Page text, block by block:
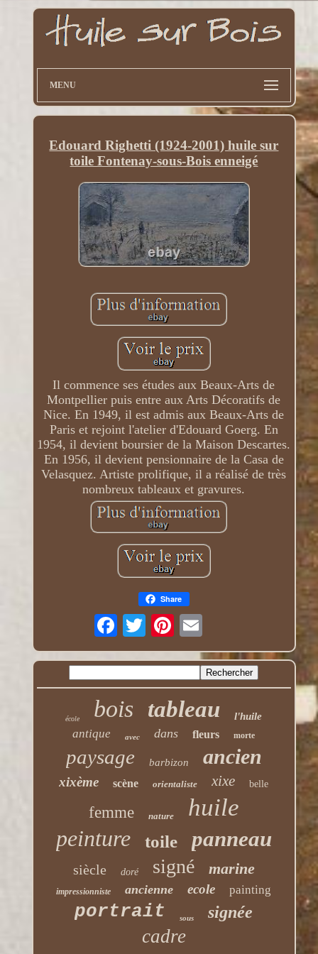
MENU
Edouard Righetti (1924-2001) huile sur
toile Fontenay-sous-Bois enneigé
Il commence ses études aux Beaux-Arts de
Montpellier puis entre aux Arts Décoratifs de
Nice. En 1949, il est admis aux Beaux-Arts de
Paris et rejoint l'atelier d'Edouard Goerg. En
1954, il devient boursier de la Maison Descartes.
En 1956, il devient pensionnaire de la Casa de
Velasquez. Artiste prolifique, il a réalisé de très
nombreux tableaux et gravures.
Share
école bois tableau l'huile
antique avec dans fleurs morte
paysage barbizon ancien
xixème scène orientaliste xixe belle
femme nature huile
peinture toile panneau
siècle doré signé marine
impressionniste ancienne ecole painting
portrait sous signée
cadre